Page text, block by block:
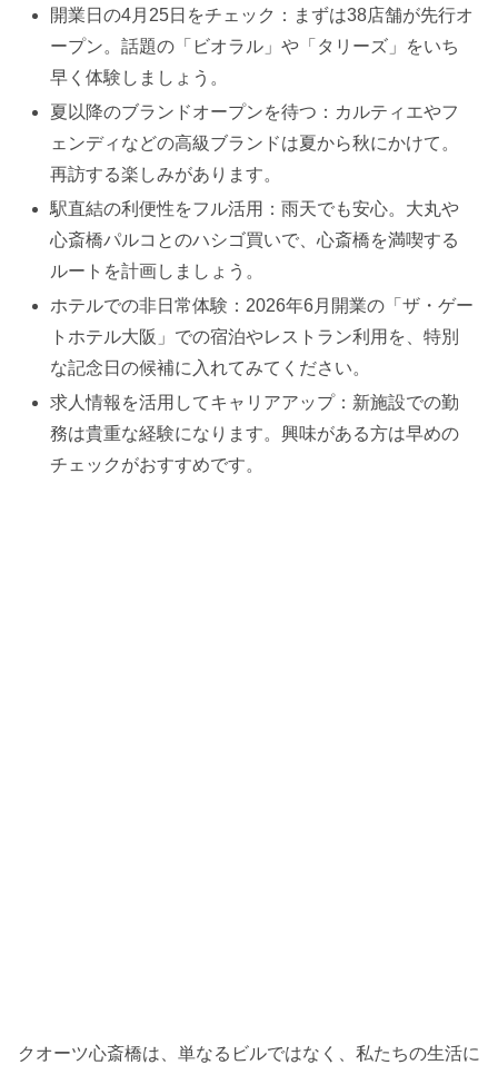
開業日の4月25日をチェック：まずは38店舗が先行オ
ープン。話題の「ビオラル」や「タリーズ」をいち
早く体験しましょう。
夏以降のブランドオープンを待つ：カルティエやフ
ェンディなどの高級ブランドは夏から秋にかけて。
再訪する楽しみがあります。
駅直結の利便性をフル活用：雨天でも安心。大丸や
心斎橋パルコとのハシゴ買いで、心斎橋を満喫する
ルートを計画しましょう。
ホテルでの非日常体験：2026年6月開業の「ザ・ゲー
トホテル大阪」での宿泊やレストラン利用を、特別
な記念日の候補に入れてみてください。
求人情報を活用してキャリアアップ：新施設での勤
務は貴重な経験になります。興味がある方は早めの
チェックがおすすめです。
クオーツ心斎橋は、単なるビルではなく、私たちの生活に